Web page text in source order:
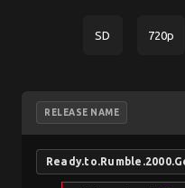
SD 720p
RELEASE NAME